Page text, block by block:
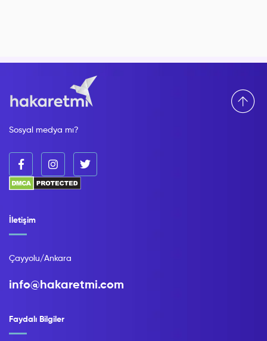
Sosyal medya mı?
Faydalı Bilgiler
İletişim
Çayyolu/Ankara
info@hakaretmi.com